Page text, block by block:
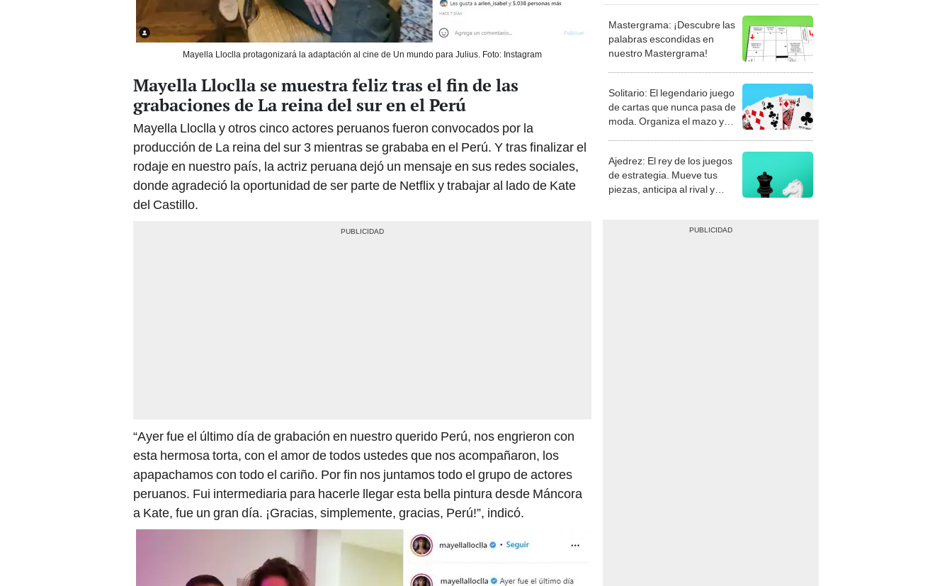
Mayella Lloclla protagonizará la adaptación al cine de Un mundo para Julius. Foto: Instagram
Mayella Lloclla se muestra feliz tras el fin de las
grabaciones de La reina del sur en el Perú
Mayella Lloclla y otros cinco actores peruanos fueron convocados por la
producción de La reina del sur 3 mientras se grababa en el Perú. Y tras finalizar el
rodaje en nuestro país, la actriz peruana dejó un mensaje en sus redes sociales,
donde agradeció la oportunidad de ser parte de Netflix y trabajar al lado de Kate
del Castillo.
“Ayer fue el último día de grabación en nuestro querido Perú, nos engrieron con
esta hermosa torta, con el amor de todos ustedes que nos acompañaron, los
apapachamos con todo el cariño. Por fin nos juntamos todo el grupo de actores
peruanos. Fui intermediaria para hacerle llegar esta bella pintura desde Máncora
a Kate, fue un gran día. ¡Gracias, simplemente, gracias, Perú!”, indicó.
Mastergrama: ¡Descubre las
palabras escondidas en
nuestro Mastergrama!
Solitario: El legendario juego
de cartas que nunca pasa de
moda. Organiza el mazo y
Ajedrez: El rey de los juegos
de estrategia. Mueve tus
piezas, anticipa al rival y